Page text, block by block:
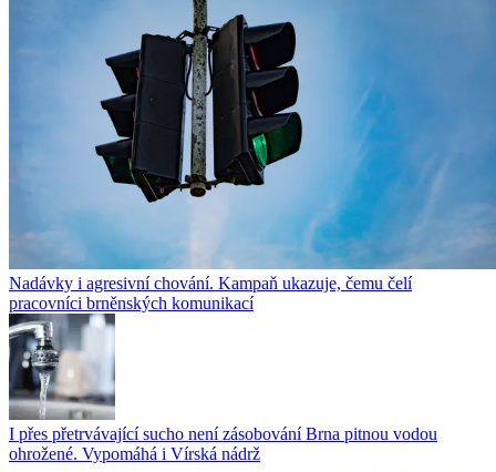
Nadávky i agresivní chování. Kampaň ukazuje, čemu čelí
pracovníci brněnských komunikací
I přes přetrvávající sucho není zásobování Brna pitnou vodou
ohrožené. Vypomáhá i Vírská nádrž